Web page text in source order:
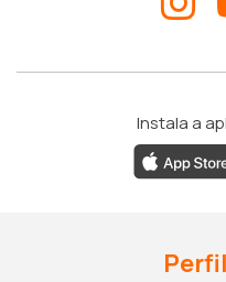
Instala a